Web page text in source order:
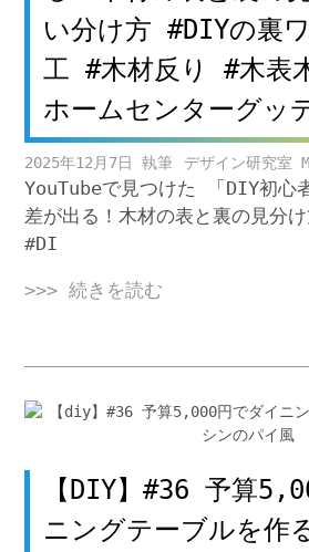
い分け方 #DIYの裏
工 #木材反り #木表
ホームセンターグッ
2025年12月7日 デザイン研究室
YouTubeで見つけた 「DIY初心
差が出る！木材の表と裏の見分
#DI
>>> 続きを読む
【DIY】#36 予算
ニングテーブルを作